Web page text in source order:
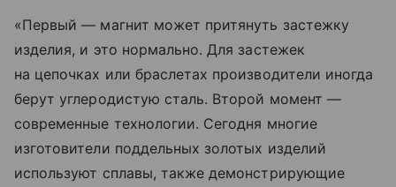
«Первый — магнит может притянуть застежку
изделия, и это нормально. Для застежек
на цепочках или браслетах производители иногда
берут углеродистую сталь. Второй момент —
современные технологии. Сегодня многие
изготовители поддельных золотых изделий
используют сплавы, также демонстрирующие